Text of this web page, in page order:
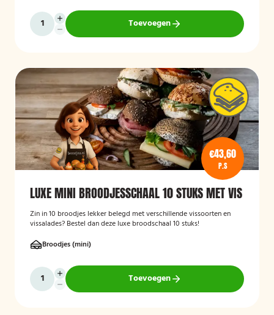
Toevoegen
€43,60
P.S
LUXE MINI BROODJESSCHAAL 10 STUKS MET VIS
Zin in 10 broodjes lekker belegd met verschillende vissoorten en
vissalades? Bestel dan deze luxe broodschaal 10 stuks!
Broodjes (mini)
Toevoegen